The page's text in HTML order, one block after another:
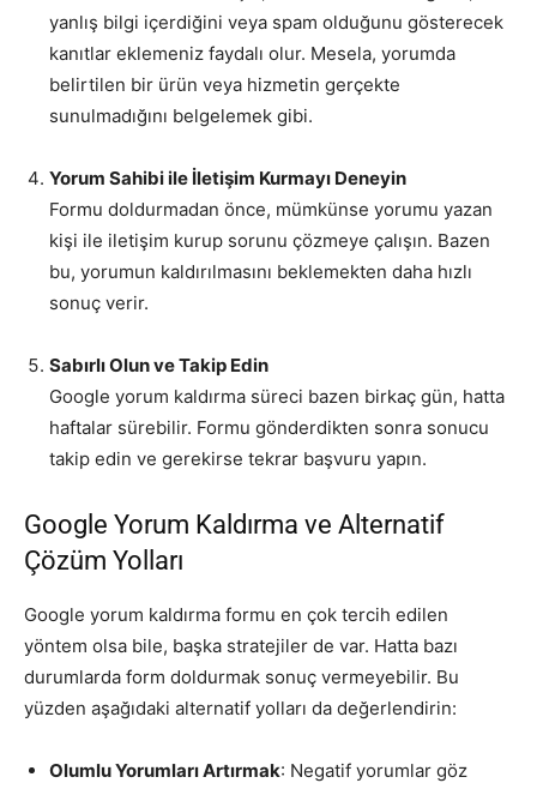
yanlış bilgi içerdiğini veya spam olduğunu gösterecek
kanıtlar eklemeniz faydalı olur. Mesela, yorumda
belirtilen bir ürün veya hizmetin gerçekte
sunulmadığını belgelemek gibi.
Yorum Sahibi ile İletişim Kurmayı Deneyin
Formu doldurmadan önce, mümkünse yorumu yazan
kişi ile iletişim kurup sorunu çözmeye çalışın. Bazen
bu, yorumun kaldırılmasını beklemekten daha hızlı
sonuç verir.
Sabırlı Olun ve Takip Edin
Google yorum kaldırma süreci bazen birkaç gün, hatta
haftalar sürebilir. Formu gönderdikten sonra sonucu
takip edin ve gerekirse tekrar başvuru yapın.
Google Yorum Kaldırma ve Alternatif
Çözüm Yolları
Google yorum kaldırma formu en çok tercih edilen
yöntem olsa bile, başka stratejiler de var. Hatta bazı
durumlarda form doldurmak sonuç vermeyebilir. Bu
yüzden aşağıdaki alternatif yolları da değerlendirin:
Olumlu Yorumları Artırmak: Negatif yorumlar göz